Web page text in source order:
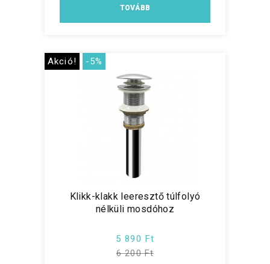
TOVÁBB
Akció! -5%
Klikk-klakk leeresztő túlfolyó
nélküli mosdóhoz
5 890 Ft
6 200 Ft